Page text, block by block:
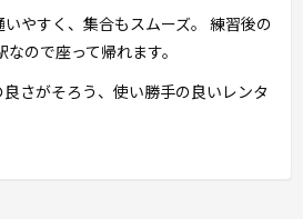
やすく、集合もスムーズ。 練習後の
ので座って帰れます。
さがそろう、使い勝手の良いレンタ